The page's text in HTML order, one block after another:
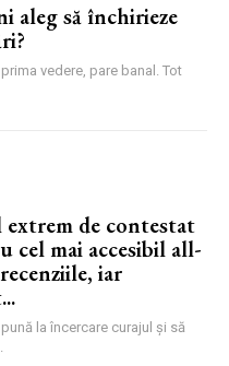
aleg să închirieze
vedere, pare banal. Tot
de contestat
cel mai accesibil all-
iar
la încercare curajul și să